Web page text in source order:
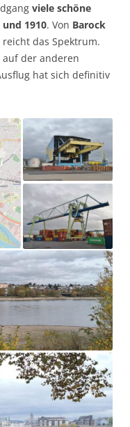
viele schöne
1910. Von Barock
reicht das Spektrum.
auf der anderen
hat sich definitiv